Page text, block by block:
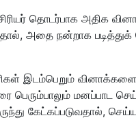
தொடர்பாக அதிக
அதை நன்றாக
இடம்பெறும்
பெரும்பாலும் மனப்பாட
கேட்கப்படுவதால்,